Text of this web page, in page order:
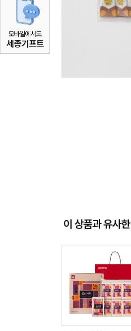
모바일에서도
세종기프트
이 상품과 유사한